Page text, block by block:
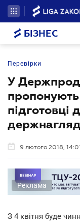
БІЗНЕС
Перевірки
У
пропонують
підготовці
9 лютого 2018,
Реклама
З 4 квітня буде